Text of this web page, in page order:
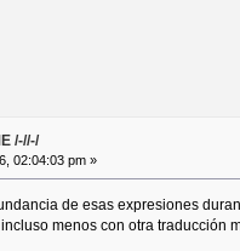
/-//-/
02:04:03 pm »
de esas expresiones
menos con otra traducción